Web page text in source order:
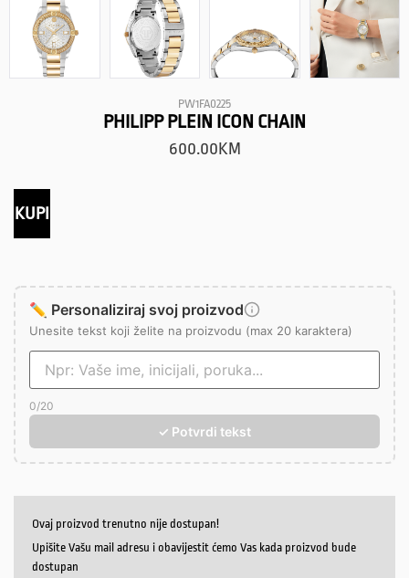
PW1FA0225
PHILIPP PLEIN ICON CHAIN
600.00KM
KUPI
✏️ Personaliziraj svoj proizvod
Unesite tekst koji želite na proizvodu (max 20 karaktera)
0/20
✓ Potvrdi tekst
Ovaj proizvod trenutno nije dostupan!
Upišite Vašu mail adresu i obavijestit ćemo Vas kada proizvod bude
dostupan